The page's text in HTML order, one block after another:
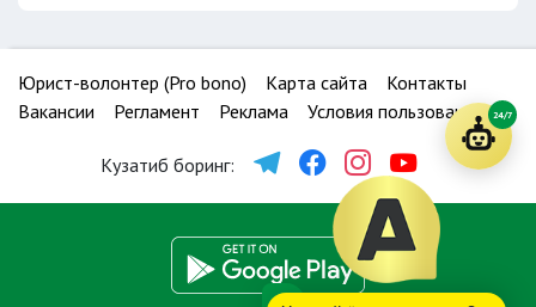
Юрист-волонтер (Pro bono) Карта сайта
Контакты
Вакансии
Регламент Реклама Условия пользования
Кузатиб боринг:
24/7